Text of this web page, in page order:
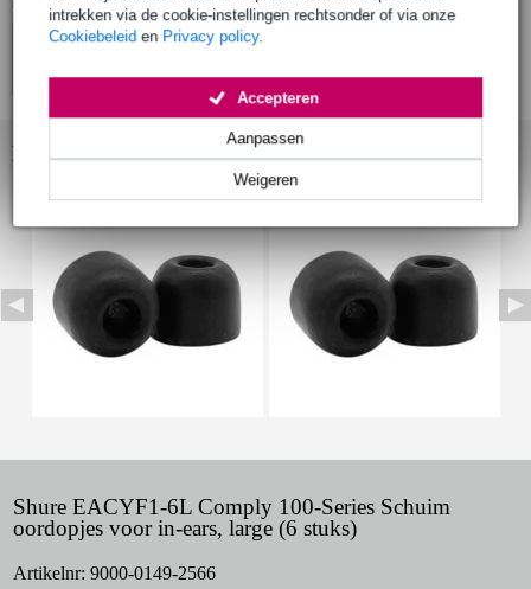
intrekken via de cookie-instellingen rechtsonder of via onze
Cookiebeleid en Privacy policy.
Weigeren
Aanpassen
Accepteren
Bekijk ook eens (4)
Shure EACYF1-6L Comply 100-Series Schuim
oordopjes voor in-ears, large (6 stuks)
Artikelnr: 9000-0149-2566